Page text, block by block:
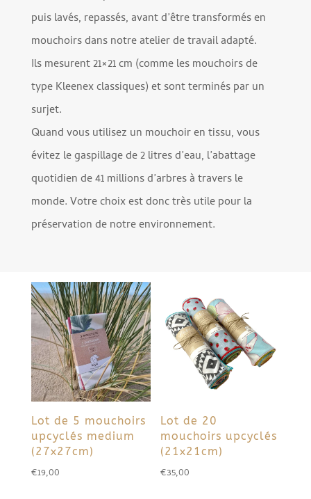
puis lavés, repassés, avant d’être transformés en
mouchoirs dans notre atelier de travail adapté.
Ils mesurent 21×21 cm (comme les mouchoirs de
type Kleenex classiques) et sont terminés par un
surjet.
Quand vous utilisez un mouchoir en tissu, vous
évitez le gaspillage de 2 litres d’eau, l’abattage
quotidien de 41 millions d’arbres à travers le
monde. Votre choix est donc très utile pour la
préservation de notre environnement.
Lot de 5 mouchoirs
upcyclés medium
(27x27cm)
€19,00
Lot de 20
mouchoirs upcyclés
(21x21cm)
€35,00